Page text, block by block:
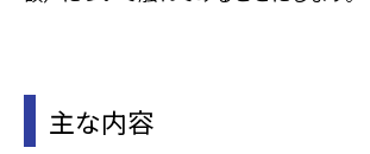
主な内容